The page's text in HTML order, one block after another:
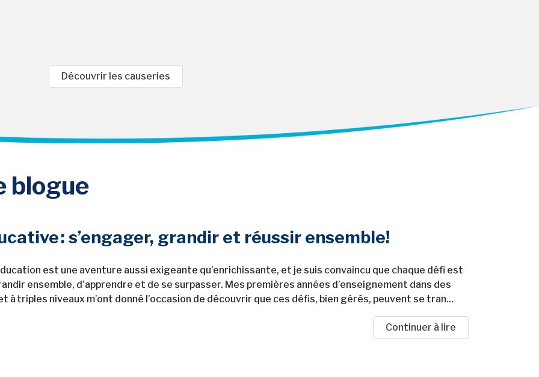
Découvrir les causeries
blogue
: s’engager, grandir et réussir ensemble!
est une aventure aussi exigeante qu’enrichissante, et je suis convaincu que chaque défi est
ensemble, d’apprendre et de se surpasser. Mes premières années d’enseignement dans des
à triples niveaux m’ont donné l’occasion de découvrir que ces défis, bien gérés, peuvent se tran...
Continuer à lire